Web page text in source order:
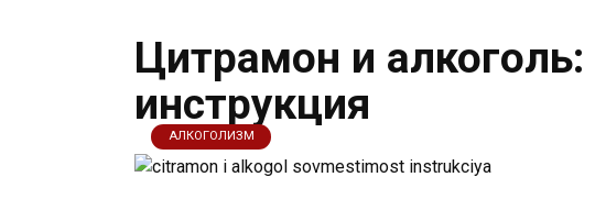
Цитрамон и
инструкция
АЛКОГОЛИЗМ